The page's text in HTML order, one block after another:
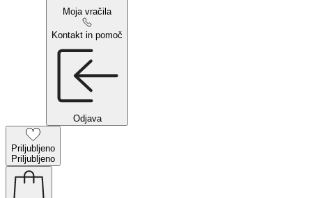
Moja vračila
Kontakt in pomoč
Odjava
Priljubljeno
Priljubljeno